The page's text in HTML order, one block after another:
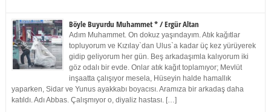
Böyle Buyurdu Muhammet * / Ergür Altan
Adım Muhammet. On dokuz yaşındayım. Atık kağıtlar
topluyorum ve Kızılay`dan Ulus`a kadar üç kez yürüyerek
gidip geliyorum her gün. Beş arkadaşımla kalıyorum iki
göz odalı bir evde. Onlar atık kağıt toplamıyor; Mevlüt
inşaatta çalışıyor mesela, Hüseyin halde hamallık
yaparken, Sidar ve Yunus ayakkabı boyacısı. Aramıza bir arkadaş daha
katıldı. Adı Abbas. Çalışmıyor o, diyaliz hastası. […]